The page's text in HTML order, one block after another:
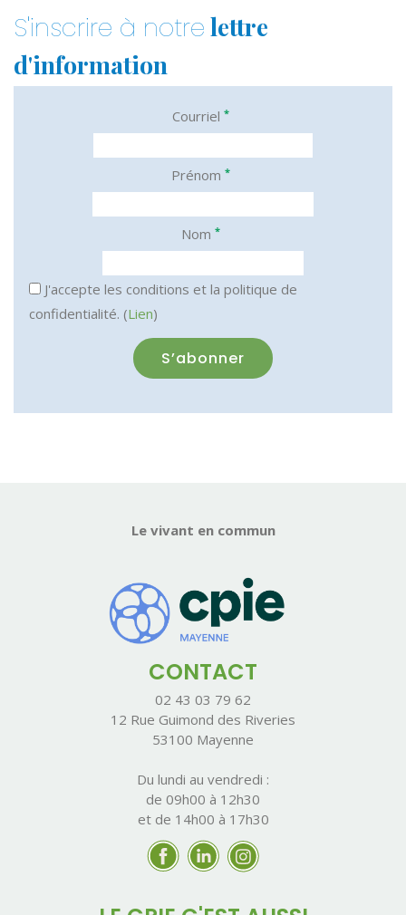
S'inscrire à notrelettre
d'information
Courriel *
Prénom *
Nom *
J'accepte les conditions et la politique de
confidentialité. (Lien)
Le vivant en commun
CONTACT
02 43 03 79 62
12 Rue Guimond des Riveries
53100 Mayenne
Du lundi au vendredi :
de 09h00 à 12h30
et de 14h00 à 17h30